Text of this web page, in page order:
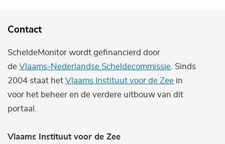
Contact
ScheldeMonitor wordt gefinancierd door
de Vlaams-Nederlandse Scheldecommissie . Sinds
2004 staat het Vlaams Instituut voor de Zee in
voor het beheer en de verdere uitbouw van dit
portaal.
Vlaams Instituut voor de Zee